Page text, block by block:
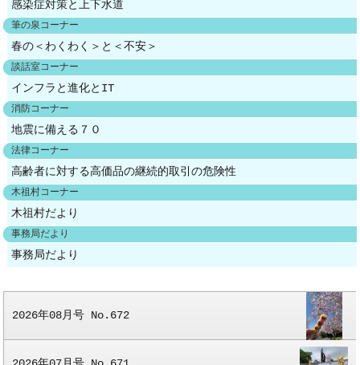
内容を何にしようか悩んでいる。こんな内容の
話は組合だよりの談話室に載せられない。い
や、これもまた進化である。
現安城市小川町で被災した神谷保一は、そ
の手記『三河地方の大地震』の
中で、轟音と激しい揺れで目を覚まし、脱出
を試みても揺れが激しく立って
いることさえ難しく、激しい揺れで自分の体
が意の如くに動けないが、それ
でも必死で脱出しようとした状況を、以下の
ように述べています。
「（前略）真夜中、突如大地震来る。がば
と蒲団をはねたものの、歩行が
できない。はって行くことも出来ない。あち
らへ傾き、こちらへころげる。
重心がとれないのだ
始め、どーんとして大きな音響がしたと同
時に、体が上へ放しあげられる
思いがした。それから左右前後に揺られて自
しかし、Ｘの判断脳力を検討してみるに、平
成２８年１２月には、かなりのアルツハイマー
型認知症が認められ、中程度又はやや高度の認
知機能の低下がみられ、平成２５年１２月時点
では高額な取引をするに必要な判断能力は相当
程度低下していたものと認められ、平成２５年
１２月以降の取引によるＸの支払い済みの売買
代金総額は１６３６万６９７０円となり、これ
が損害となるが、後見人であり、Ｘの長男の落
ち度も３割は認められ、過失相殺すると１１４
５万６８７９円となり、これに弁護士費用１１
５万円を加えた１２６０万６８７９円が損害賠
償金額になる、と判決しました（東京地裁令和
２年１月２９日判決・判例時報２５０３号３３
頁）。高齢者に対する、高額品の継続的売買の
ンドン大会で英米両チームが対立して険悪ムー
ドだったとき、アメリカの司祭がセントポール
大寺院の礼拝で述べた言葉にピエール・ド・ク
ーベルタンが感動し、英国主催の晩餐会で引用
したものだという「人生にとって大切なことは
成功することではなく努力すること」という趣
旨で、オリンピックの理想を表現する名句とな
ったとありました。また、オリンピック籏の五
輪は互いに重なり合う５つの輪は５つの大陸の
団結と世界中の競技者たちがオリンピック競技
大会に集うことを表しているそうです。
◎２月１日から３名の職員が採用されそれぞれ
の部署でがんばって従事しています。３月号
「お知らせコーナー」に事務局職員採用の原稿
を掲載させていただきましたよろしくお願いい
感染症対策と上下水道
筆の泉コーナー
春の＜わくわく＞と＜不安＞
談話室コーナー
インフラと進化とIT
消防コーナー
地震に備える７０
法律コーナー
高齢者に対する高価品の継続的取引の危険性
木祖村コーナー
木祖村だより
事務局だより
事務局だより
2026年08月号 No.672